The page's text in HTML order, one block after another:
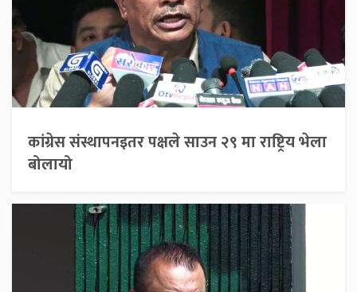
कांग्रेस संस्थापनइतर पक्षले साउन २९ मा राष्ट्रिय भेला
बोलायो